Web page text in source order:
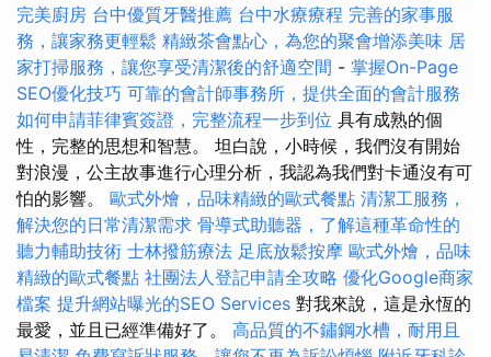
完美廚房 台中優質牙醫推薦 台中水療療程 完善的家事服
務，讓家務更輕鬆 精緻茶會點心，為您的聚會增添美味 居
家打掃服務，讓您享受清潔後的舒適空間 - 掌握On-Page
SEO優化技巧 可靠的會計師事務所，提供全面的會計服務
如何申請菲律賓簽證，完整流程一步到位 具有成熟的個
性，完整的思想和智慧。 坦白說，小時候，我們沒有開始
對浪漫，公主故事進行心理分析，我認為我們對卡通沒有可
怕的影響。 歐式外燴，品味精緻的歐式餐點 清潔工服務，
解決您的日常清潔需求 骨導式助聽器，了解這種革命性的
聽力輔助技術 士林撥筋療法 足底放鬆按摩 歐式外燴，品味
精緻的歐式餐點 社團法人登記申請全攻略 優化Google商家
檔案 提升網站曝光的SEO Services 對我來說，這是永恆的
最愛，並且已經準備好了。 高品質的不鏽鋼水槽，耐用且